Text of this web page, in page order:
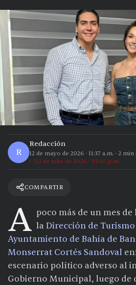
R
Redacción
12 de mayo de 2026 · 11:37 a.m. · 2 min
2 de julio de 2026 · 02:10 p.m.
COMPARTIR
A poco más de un mes
la Dirección de
Ayuntamiento de Bahía de
Monserrat Cortés Sandoval
escenario político adverso al
Gobierno Municipal, luego de